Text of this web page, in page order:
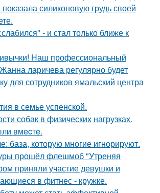
силиконовую грудь своей
- и стал только ближе к
Наш профессиональный
ларичева регулярно будет
для сотрудников ямальский центра
в семье успенской.
собак в физических нагрузках.
вмecтe.
база, которую многие игнорируют.
прошёл флешмоб "Утреняя
приняли участие девушки и
в фитнес - кружке.